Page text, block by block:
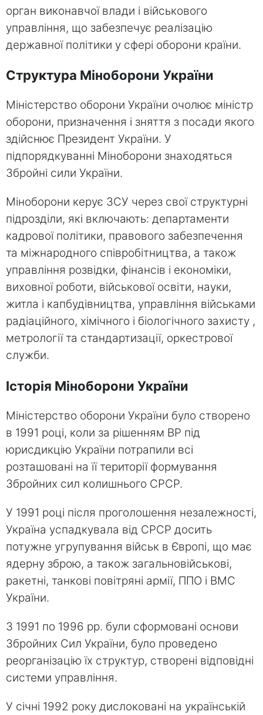
орган виконавчої влади і військового
управління, що забезпечує реалізацію
державної політики у сфері оборони країни.
Структура Міноборони України
Міністерство оборони України очолює міністр
оборони, призначення і зняття з посади якого
здійснює Президент України. У
підпорядкуванні Міноборони знаходяться
Збройні сили України.
Міноборони керує ЗСУ через свої структурні
підрозділи, які включають: департаменти
кадрової політики, правового забезпечення
та міжнародного співробітництва, а також
управління розвідки, фінансів і економіки,
виховної роботи, військової освіти, науки,
житла і капбудівництва, управління військами
радіаційного, хімічного і біологічного захисту ,
метрології та стандартизації, оркестрової
служби.
Історія Міноборони України
Міністерство оборони України було створено
в 1991 році, коли за рішенням ВР під
юрисдикцію України потрапили всі
розташовані на її території формування
Збройних сил колишнього СРСР.
У 1991 році після проголошення незалежності,
Україна успадкувала від СРСР досить
потужне угрупування військ в Європі, що має
ядерну зброю, а також загальновійськові,
ракетні, танкові повітряні армії, ППО і ВМС
України.
З 1991 по 1996 рр. були сформовані основи
Збройних Сил України, було проведено
реорганізацію їх структур, створені відповідні
системи управління.
У січні 1992 року дислоковані на українській